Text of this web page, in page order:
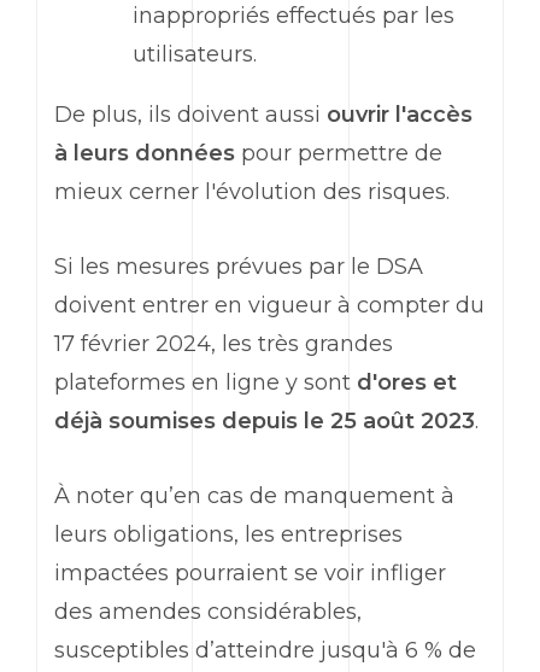
inappropriés effectués par les
utilisateurs.
De plus, ils doivent aussi ouvrir l'accès
à leurs données pour permettre de
mieux cerner l'évolution des risques.
Si les mesures prévues par le DSA
doivent entrer en vigueur à compter du
17 février 2024, les très grandes
plateformes en ligne y sont d'ores et
déjà soumises depuis le 25 août 2023.
À noter qu’en cas de manquement à
leurs obligations, les entreprises
impactées pourraient se voir infliger
des amendes considérables,
susceptibles d’atteindre jusqu'à 6 % de